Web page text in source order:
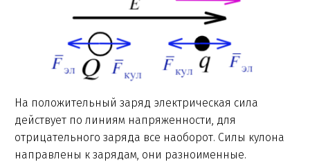
На положительный заряд электрическая сила
действует по линиям напряженности, для
отрицательного заряда все наоборот. Силы кулона
направлены к зарядам, они разноименные.